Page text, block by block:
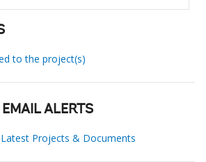
to the project(s)
ALERTS
Projects & Documents